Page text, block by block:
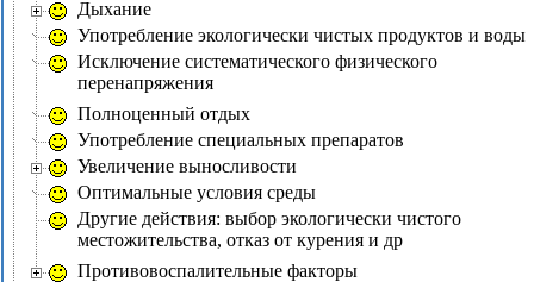
Дыхание
Употребление экологически чистых продуктов и воды
Исключение систематического физического
перенапряжения
Полноценный отдых
Употребление специальных препаратов
Увеличение выносливости
Оптимальные условия среды
Другие действия: выбор экологически чистого
местожительства, отказ от курения и др
Противовоспалительные факторы